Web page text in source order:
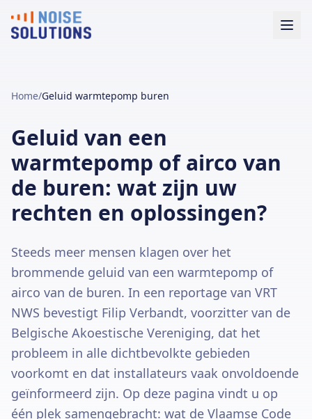
Home/Geluid warmtepomp buren
Geluid van een
warmtepomp of airco van
de buren: wat zijn uw
rechten en oplossingen?
Steeds meer mensen klagen over het
brommende geluid van een warmtepomp of
airco van de buren. In een reportage van VRT
NWS bevestigt Filip Verbandt, voorzitter van de
Belgische Akoestische Vereniging, dat het
probleem in alle dichtbevolkte gebieden
voorkomt en dat installateurs vaak onvoldoende
geïnformeerd zijn. Op deze pagina vindt u op
één plek samengebracht: wat de Vlaamse Code